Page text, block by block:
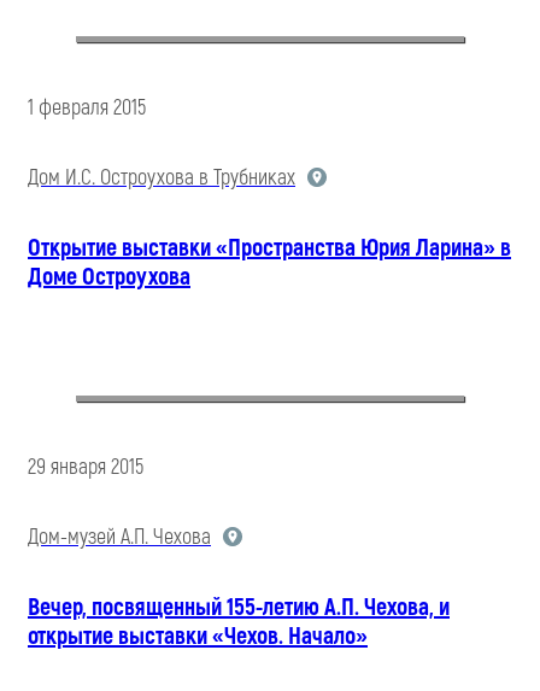
1 февраля 2015
Дом И.С. Остроухова в Трубниках
Открытие выставки «Пространства Юрия Ларина» в
Доме Остроухова
29 января 2015
Дом-музей А.П. Чехова
Вечер, посвященный 155-летию А.П. Чехова, и
открытие выставки «Чехов. Начало»